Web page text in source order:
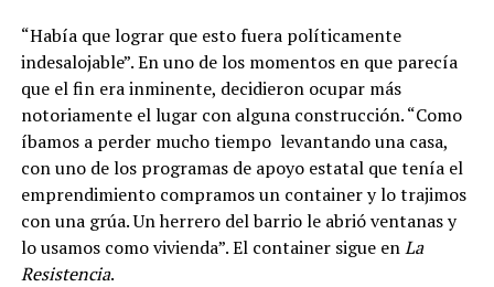
“Había que lograr que esto fuera políticamente
indesalojable”. En uno de los momentos en que parecía
que el fin era inminente, decidieron ocupar más
notoriamente el lugar con alguna construcción. “Como
íbamos a perder mucho tiempo levantando una casa,
con uno de los programas de apoyo estatal que tenía el
emprendimiento compramos un container y lo trajimos
con una grúa. Un herrero del barrio le abrió ventanas y
lo usamos como vivienda”. El container sigue enLa
Resistencia.